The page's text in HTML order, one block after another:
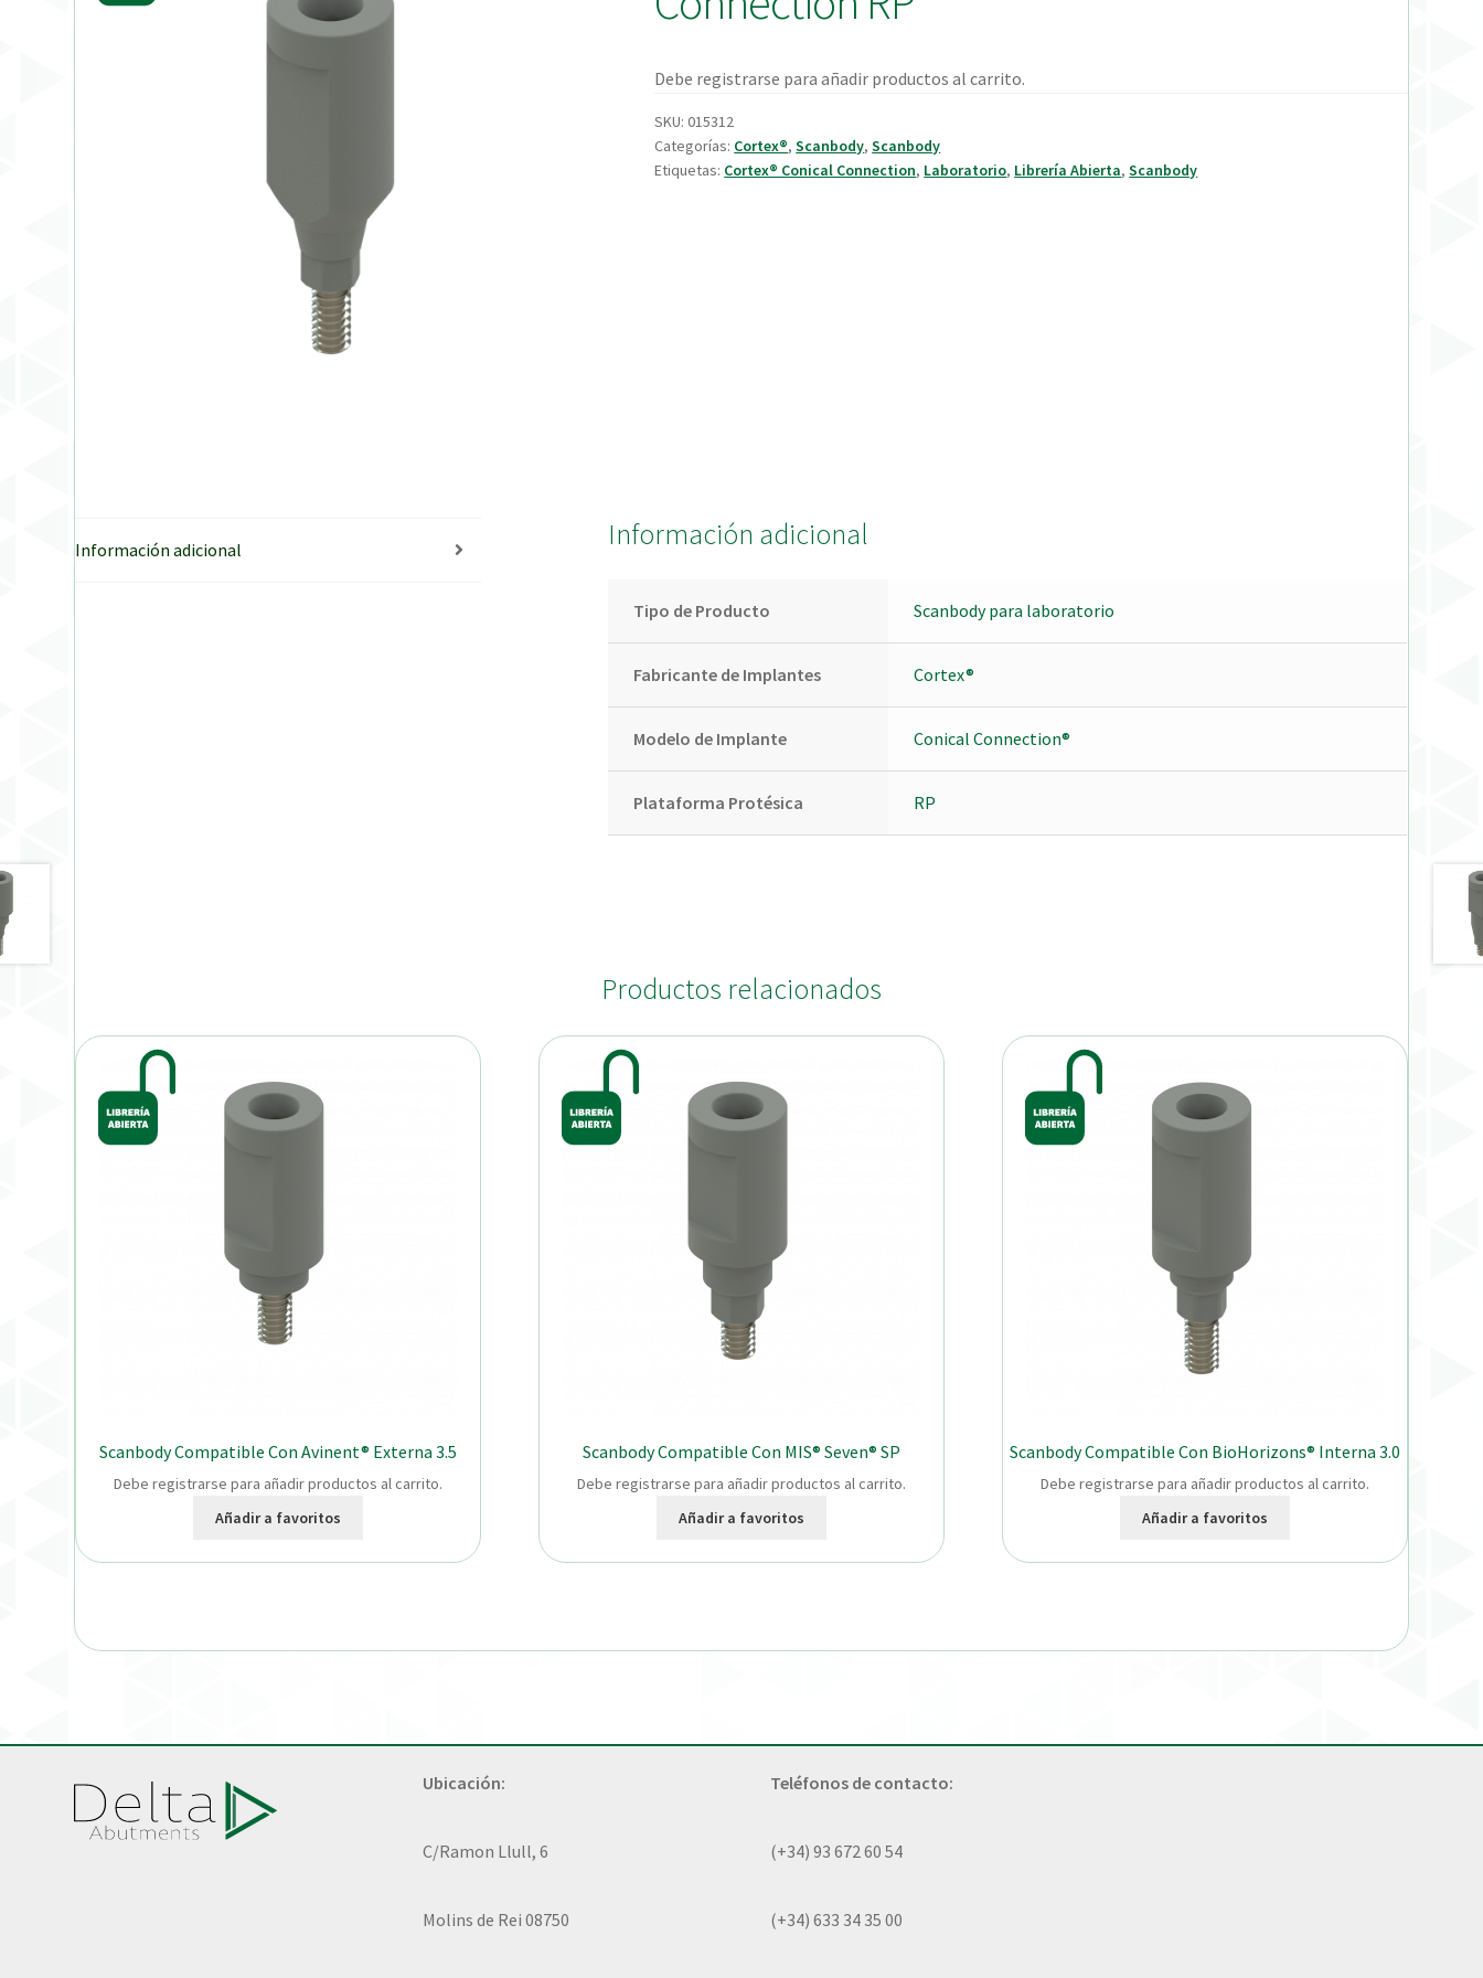
Debe registrarse para añadir productos al carrito.
SKU:015312
Categorías: Cortex®,Scanbody,Scanbody
Etiquetas: Cortex® Conical Connection, Laboratorio, Librería Abierta,Scanbody
Información adicional Información adicional
Tipo de Producto Scanbody para laboratorio
Fabricante de Implantes Cortex®
Modelo de Implante Conical Connection®
Plataforma Protésica RP
Productos relacionados
Scanbody Compatible Con Avinent® Externa 3.5
Debe registrarse para añadir productos al carrito.
Añadir a favoritos
Scanbody Compatible Con MIS® Seven® SP
Debe registrarse para añadir productos al carrito.
Añadir a favoritos
Scanbody Compatible Con BioHorizons® Interna 3.0
Debe registrarse para añadir productos al carrito.
Añadir a favoritos
Ubicación:
C/Ramon Llull, 6
Molins de Rei 08750
Teléfonos de contacto:
(+34) 93 672 60 54
(+34) 633 34 35 00